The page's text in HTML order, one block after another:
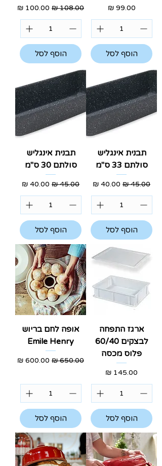
מחיר
הוסף לסל
מחיר רגיל מחיר מבצע
הוסף לסל
תבנית אינגליש
סולתם 33 ס"מ
מחיר רגיל מחיר מבצע
הוסף לסל
תבנית אינגליש
סולתם 30 ס"מ
מחיר רגיל מחיר מבצע
הוסף לסל
ארגז התפחה
לבצקים 60/40
פלוס מכסה
מחיר
הוסף לסל
אופה לחם בריוש
Emile Henry
מחיר רגיל מחיר מבצע
הוסף לסל